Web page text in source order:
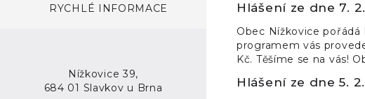
RYCHLÉ INFORMACE
Nížkovice 39,
684 01 Slavkov u Brna
Hlášení ze dne 7.
Obec Nížkovice pořádá
programem vás
Kč. Těšíme se na vás!
Hlášení ze dne 5.